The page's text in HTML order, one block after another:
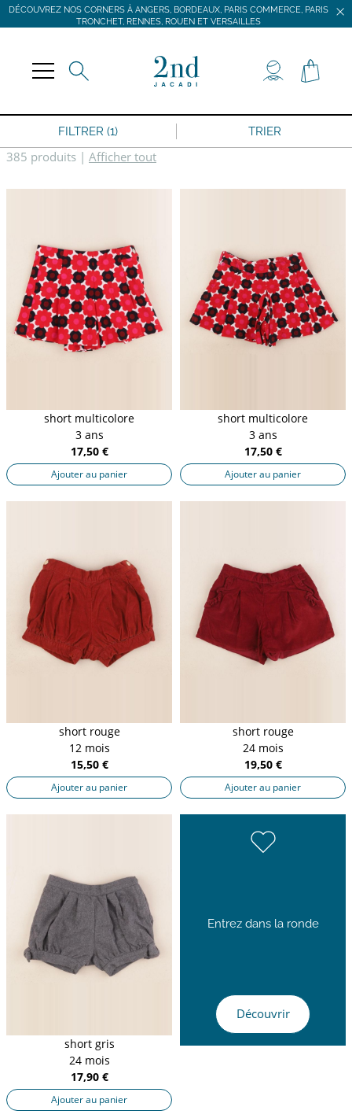
DÉCOUVREZ NOS CORNERS À ANGERS, BORDEAUX, PARIS COMMERCE, PARIS
TRONCHET, RENNES, ROUEN ET VERSAILLES
DÉCOUVREZ NOS CORNERS À ANGERS, BORDEAUX, PARIS COMMERCE, PARIS
TRONCHET, RENNES, ROUEN ET VERSAILLES
FILTRER (1) TRIER
385 produits | Afficher tout
short multicolore
3 ans
17,50 €
Ajouter au panier
short multicolore
3 ans
17,50 €
Ajouter au panier
short rouge
12 mois
15,50 €
Ajouter au panier
short rouge
24 mois
19,50 €
Ajouter au panier
short gris
24 mois
17,90 €
Ajouter au panier
Entrez dans la ronde
Découvrir